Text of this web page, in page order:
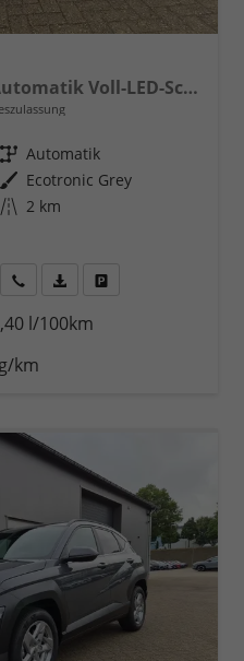
Trend 1.6 T-GDI 150PS Automatik Voll-LED-Scheinw. Sitzheizung Lenkradheizung ACC Klimaautomatik Navi Touchscreen DAB+ Apple CarPlay + Android Auto PDC v+h Rückf.Kamera 2xKeyless 17-LM
Getriebe Automatik
Außenfarbe Ecotronic Grey
Kilometerstand 2 km
anfordern
Datei,
l/100km
km